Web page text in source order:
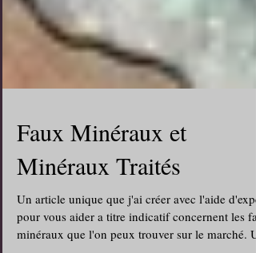
Faux Minéraux et
Minéraux Traités